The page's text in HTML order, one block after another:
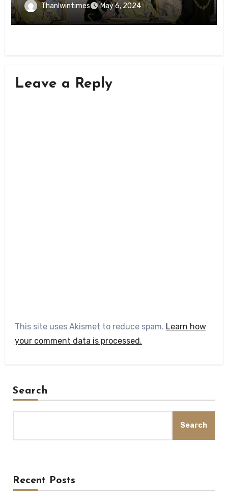
Thanlwintimes May 6, 2024
Leave a Reply
This site uses Akismet to reduce spam. Learn how
your comment data is processed.
Search
Search
Recent Posts